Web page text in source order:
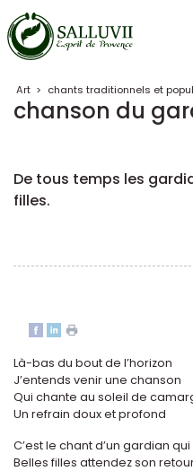
Panneau de gestion des
Art > chants traditionnels et
chanson du
De tous temps les
filles.
Là-bas du bout de l’horizon
J’entends venir une chanson
Qui chante au soleil de
Un refrain doux et profond
C’est le chant d’un gardian
Belles filles attendez son